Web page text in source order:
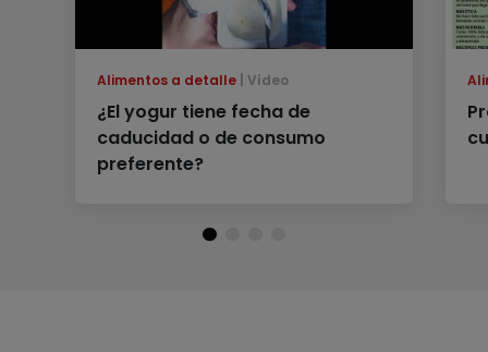
Alimentos a detalle Vídeo
¿El yogur tiene fecha de
caducidad o de consumo
preferente?